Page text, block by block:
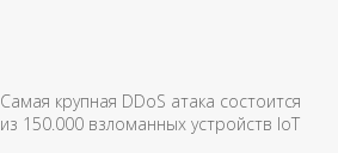
Самая крупная DDoS атака состоится
из 150.000 взломанных устройств IоT